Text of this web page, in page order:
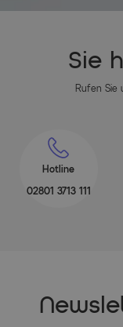
Sie
Rufen Sie
Hotline
02801 3713 111